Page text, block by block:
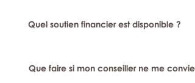
Quel soutien financier est disponible ?
Que faire si mon conseiller ne me